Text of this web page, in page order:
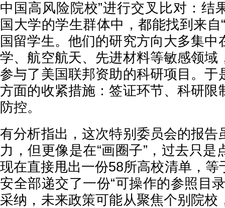
中国高风险院校”进行交叉比对：结
国大学的学生群体中，都能找到来自
国留学生。他们的研究方向大多集中
学、航空航天、先进材料等敏感领域
参与了美国联邦资助的科研项目。于
方面的收紧措施：签证环节、科研限
防控。
有分析指出，这次特别委员会的报告
力，但更像是在“画圈子”，过去只是
现在直接甩出一份58所高校清单，等
安全部递交了一份“可操作的参照目
采纳，未来政策可能从聚焦个别院校